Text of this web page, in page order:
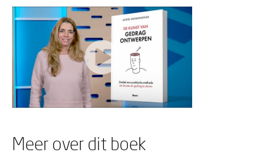
Meer over dit boek